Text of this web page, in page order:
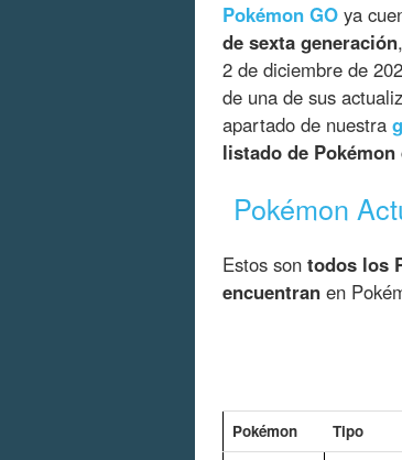
Pokémon GO ya
de sexta generación
2 de diciembre de
de una de sus
apartado de nuestra
listado de Pokémon
Pokémon
Estos son todos los
encuentran en
Pokémon Tipo